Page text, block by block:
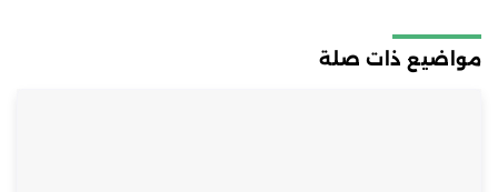
مواضيع ذات صلة